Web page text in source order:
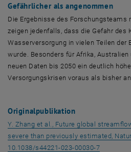
Gefährlicher als angenommen
Die Ergebnisse des Forschungsteams
zeigen jedenfalls, dass die Gefahr des
Wasserversorgung in vielen Teilen der
wurde. Besonders für Afrika,
neuen Daten bis 2050 ein deutlich
Versorgungskrisen voraus als bisher
Originalpublikation
Y. Zhang et al., Future global
severe than previously estimated,
10.1038/s44221-023-00030-7, öffnet